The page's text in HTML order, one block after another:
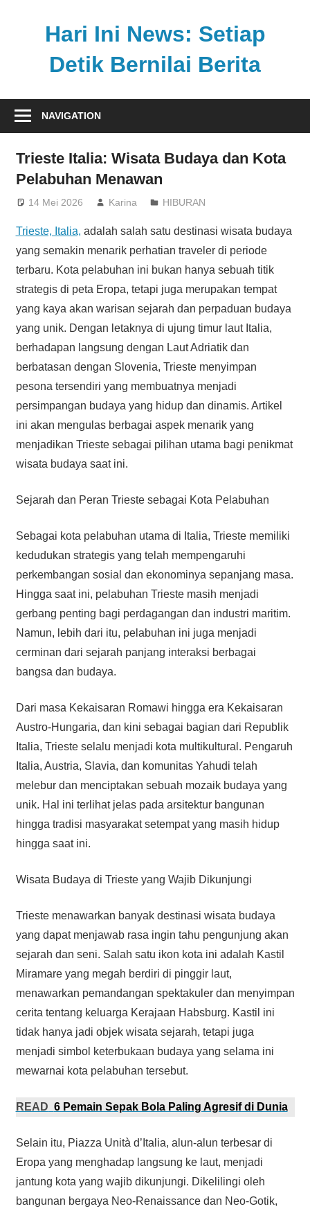
Hari Ini News: Setiap
Detik Bernilai Berita
nasional
tercepat
tanpa
henti
NAVIGATION
Trieste Italia: Wisata Budaya dan Kota
Pelabuhan Menawan
14 Mei 2026 Karina HIBURAN
Trieste, Italia, adalah salah satu destinasi wisata budaya
yang semakin menarik perhatian traveler di periode
terbaru. Kota pelabuhan ini bukan hanya sebuah titik
strategis di peta Eropa, tetapi juga merupakan tempat
yang kaya akan warisan sejarah dan perpaduan budaya
yang unik. Dengan letaknya di ujung timur laut Italia,
berhadapan langsung dengan Laut Adriatik dan
berbatasan dengan Slovenia, Trieste menyimpan
pesona tersendiri yang membuatnya menjadi
persimpangan budaya yang hidup dan dinamis. Artikel
ini akan mengulas berbagai aspek menarik yang
menjadikan Trieste sebagai pilihan utama bagi penikmat
wisata budaya saat ini.
Sejarah dan Peran Trieste sebagai Kota Pelabuhan
Sebagai kota pelabuhan utama di Italia, Trieste memiliki
kedudukan strategis yang telah mempengaruhi
perkembangan sosial dan ekonominya sepanjang masa.
Hingga saat ini, pelabuhan Trieste masih menjadi
gerbang penting bagi perdagangan dan industri maritim.
Namun, lebih dari itu, pelabuhan ini juga menjadi
cerminan dari sejarah panjang interaksi berbagai
bangsa dan budaya.
Dari masa Kekaisaran Romawi hingga era Kekaisaran
Austro-Hungaria, dan kini sebagai bagian dari Republik
Italia, Trieste selalu menjadi kota multikultural. Pengaruh
Italia, Austria, Slavia, dan komunitas Yahudi telah
melebur dan menciptakan sebuah mozaik budaya yang
unik. Hal ini terlihat jelas pada arsitektur bangunan
hingga tradisi masyarakat setempat yang masih hidup
hingga saat ini.
Wisata Budaya di Trieste yang Wajib Dikunjungi
Trieste menawarkan banyak destinasi wisata budaya
yang dapat menjawab rasa ingin tahu pengunjung akan
sejarah dan seni. Salah satu ikon kota ini adalah Kastil
Miramare yang megah berdiri di pinggir laut,
menawarkan pemandangan spektakuler dan menyimpan
cerita tentang keluarga Kerajaan Habsburg. Kastil ini
tidak hanya jadi objek wisata sejarah, tetapi juga
menjadi simbol keterbukaan budaya yang selama ini
mewarnai kota pelabuhan tersebut.
READ 6 Pemain Sepak Bola Paling Agresif di Dunia
Selain itu, Piazza Unità d’Italia, alun-alun terbesar di
Eropa yang menghadap langsung ke laut, menjadi
jantung kota yang wajib dikunjungi. Dikelilingi oleh
bangunan bergaya Neo-Renaissance dan Neo-Gotik,